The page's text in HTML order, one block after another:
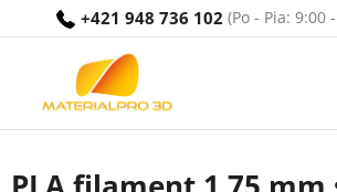
+421 948 736 102